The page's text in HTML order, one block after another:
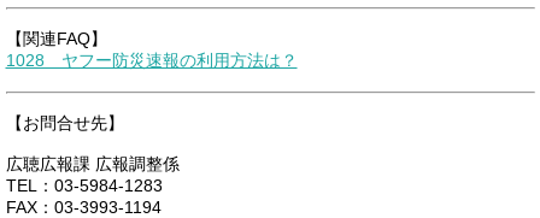
【関連FAQ】
1028 ヤフー防災速報の利用方法は？
【お問合せ先】
広聴広報課 広報調整係
TEL：03-5984-1283
FAX：03-3993-1194